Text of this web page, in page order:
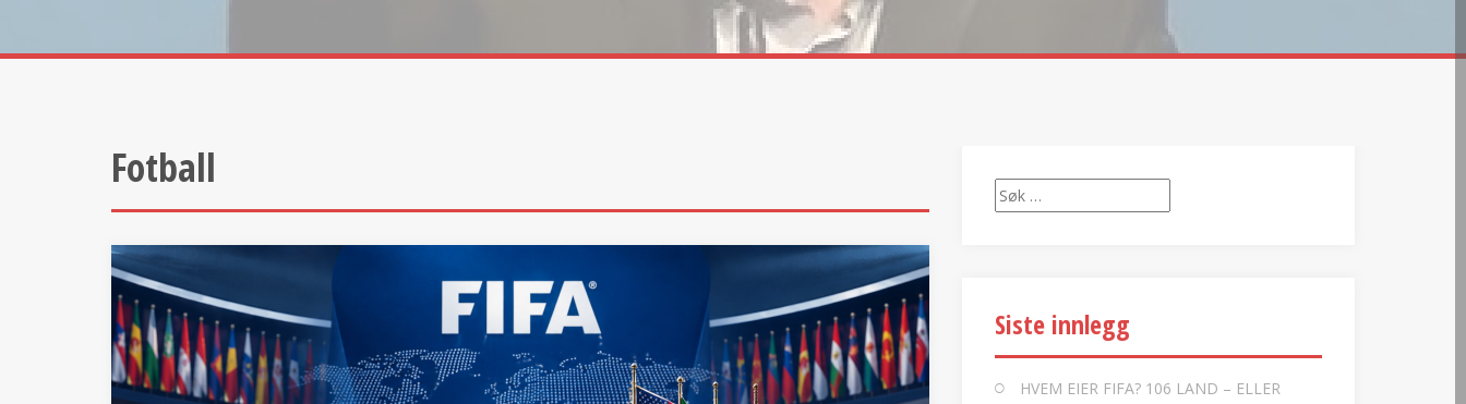
Fotball
Søk
etter:
Siste innlegg
HVEM EIER FIFA? 106 LAND – ELLER